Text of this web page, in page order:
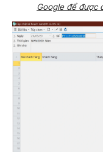
Google để được